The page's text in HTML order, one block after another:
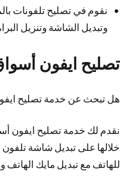
نقوم في تصليح تلفونات
وتبديل الشاشة وتنزيل
تصليح ايفون
هل تبحث عن خدمة تصليح
نقدم لك خدمة تصليح ايفون
خلالها على تبديل شاشة
للهاتف مع تبديل مايك الهاتف